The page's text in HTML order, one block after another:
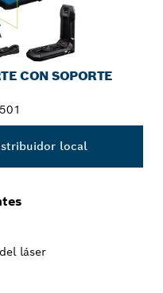
CON SOPORTE
local
láser